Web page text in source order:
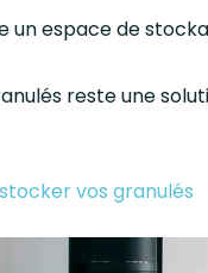
un espace de
reste une
vos granulés